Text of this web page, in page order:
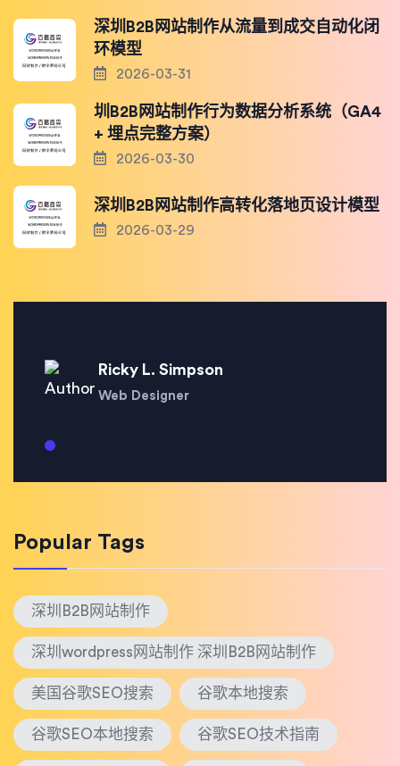
深圳B2B网站制作从流量到成交自动化闭
环模型
2026-03-31
圳B2B网站制作行为数据分析系统（GA4
+ 埋点完整方案）
2026-03-30
深圳B2B网站制作高转化落地页设计模型
2026-03-29
Ricky L. Simpson
Web Designer
Popular Tags
深圳B2B网站制作
深圳wordpress网站制作 深圳B2B网站制作
美国谷歌SEO搜索 谷歌本地搜索
谷歌SEO本地搜索 谷歌SEO技术指南